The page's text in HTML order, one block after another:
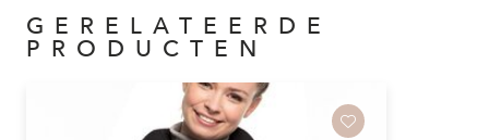
GERELATEERDE
PRODUCTEN